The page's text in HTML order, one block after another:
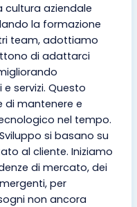
cultura aziendale
la formazione
team, adottiamo
di adattarci
servizi. Questo
di mantenere e
nel tempo.
si basano su
al cliente. Iniziamo
di mercato, dei
per
non ancora